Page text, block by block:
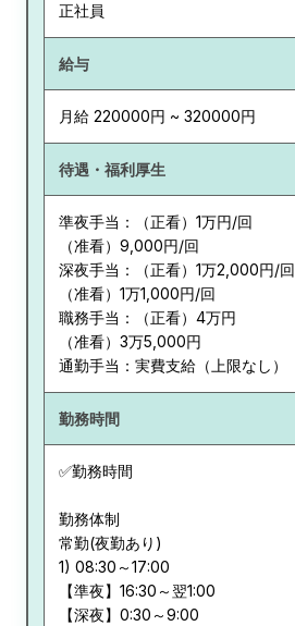
正社員
給与
月給 220000円 ~ 320000円
待遇・福利厚生
準夜手当：（正看）1万円/回
（准看）9,000円/回
深夜手当：（正看）1万2,000円/回
（准看）1万1,000円/回
職務手当：（正看）4万円
（准看）3万5,000円
通勤手当：実費支給（上限なし）
勤務時間
✅勤務時間
勤務体制
常勤(夜勤あり)
1) 08:30～17:00
【準夜】16:30～翌1:00
【深夜】0:30～9:00